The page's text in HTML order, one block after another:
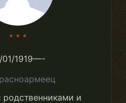
* * *
01/1919—-
родственниками и